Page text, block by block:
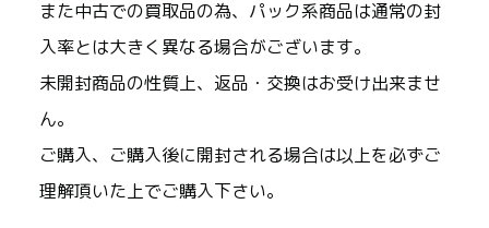
また中古での買取品の為、パック系商品は通常の封
入率とは大きく異なる場合がございます。
未開封商品の性質上、返品・交換はお受け出来ませ
ん。
ご購入、ご購入後に開封される場合は以上を必ずご
理解頂いた上でご購入下さい。